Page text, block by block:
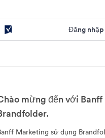
Đăng nhập
mừng đến với
Marketing sử dụng